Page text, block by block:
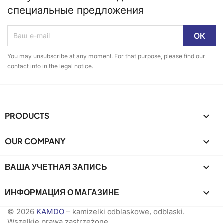
специальные предложения
You may unsubscribe at any moment. For that purpose, please find our
contact info in the legal notice.
PRODUCTS 
OUR COMPANY 
ВАША УЧЕТНАЯ ЗАПИСЬ 
ИНФОРМАЦИЯ О МАГАЗИНЕ keyboard_arrow_down
© 2026 KAMDO – kamizelki odblaskowe, odblaski.
Wszelkie prawa zastrzeżone.